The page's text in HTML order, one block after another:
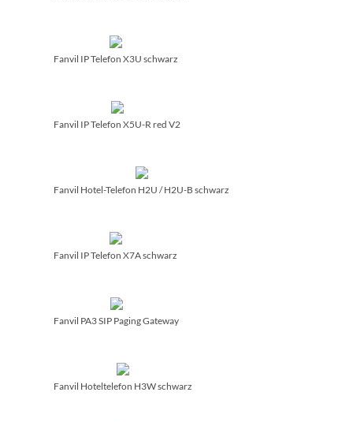
Fanvil IP Telefon X3U schwarz
Fanvil IP Telefon X5U-R red V2
Fanvil Hotel-Telefon H2U /­ H2U-B schwarz
Fanvil IP Telefon X7A schwarz
Fanvil PA3 SIP Paging Gateway
Fanvil Hoteltelefon H3W schwarz